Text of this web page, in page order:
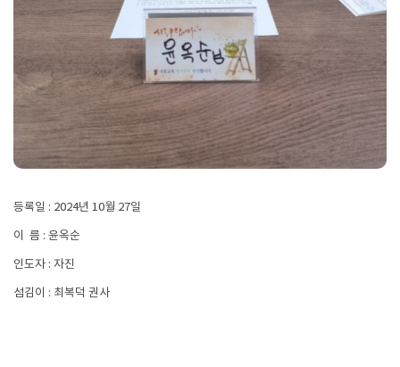
등록일 : 2024년 10월 27일
이 름 : 윤옥순
인도자 : 자진
섬김이 : 최복덕 권사